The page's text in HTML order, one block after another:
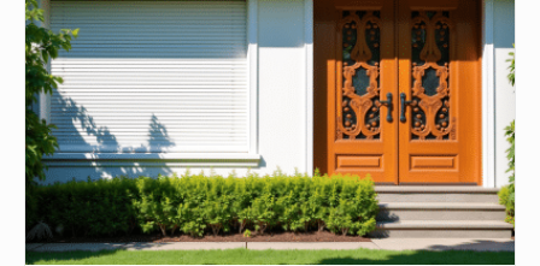
volets
roulants
sur
mesure
:
ce
qui
est